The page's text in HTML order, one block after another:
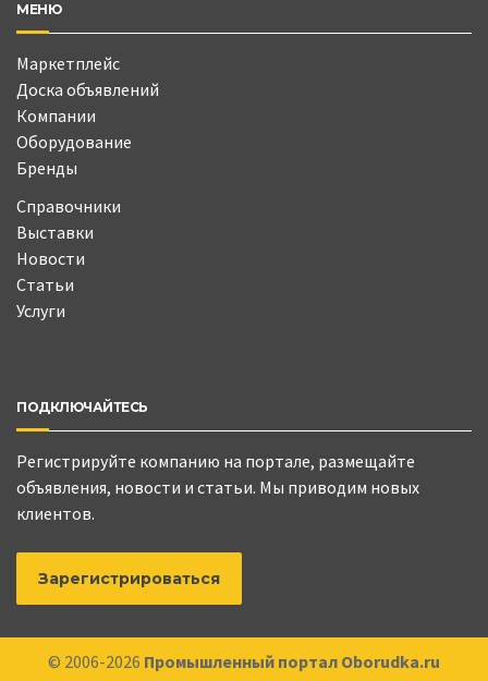
МЕНЮ
Маркетплейс
Доска объявлений
Компании
Оборудование
Бренды
Справочники
Выставки
Новости
Статьи
Услуги
ПОДКЛЮЧАЙТЕСЬ
Регистрируйте компанию на портале, размещайте
объявления, новости и статьи. Мы приводим новых
клиентов.
Зарегистрироваться
© 2006-2026 Промышленный портал Oborudka.ru